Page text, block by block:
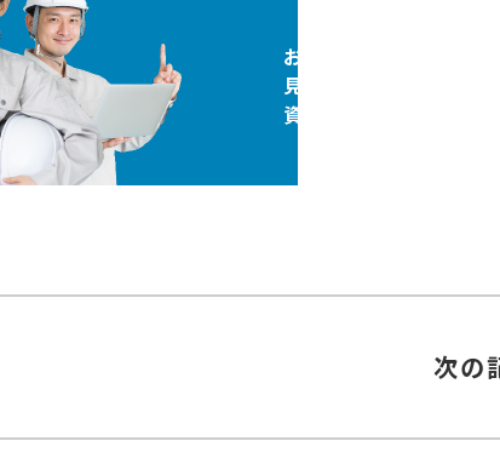
お問合せ
見積依頼
資料請求
次の